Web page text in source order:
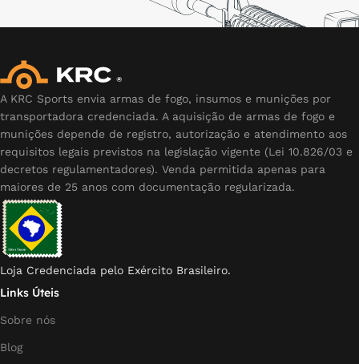
A KRC Sports envia armas de fogo, insumos e munições por
transportadora credenciada. A aquisição de armas de fogo e
munições depende de registro, autorização e atendimento aos
requisitos legais previstos na legislação vigente (Lei 10.826/03 e
decretos regulamentadores). Venda permitida apenas para
maiores de 25 anos com documentação regularizada.
Loja Credenciada pelo Exército Brasileiro.
Links Úteis
Sobre nós
Blog